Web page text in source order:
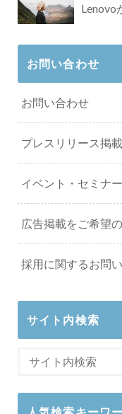
Lenovo
お問い合わせ
お問い合わせ
プレスリリース掲
イベント・セミナ
広告掲載をご希望
採用に関するお問
サイト内検索